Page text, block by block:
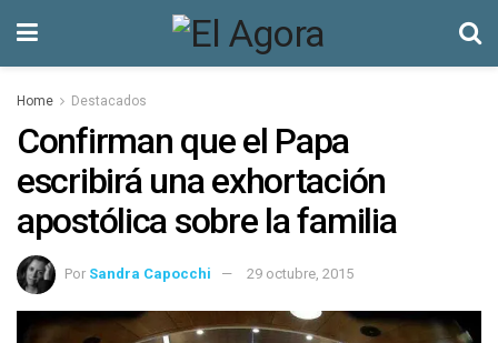
Home Destacados
Confirman que el Papa
escribirá una exhortación
apostólica sobre la familia
Por Sandra Capocchi 29 octubre, 2015